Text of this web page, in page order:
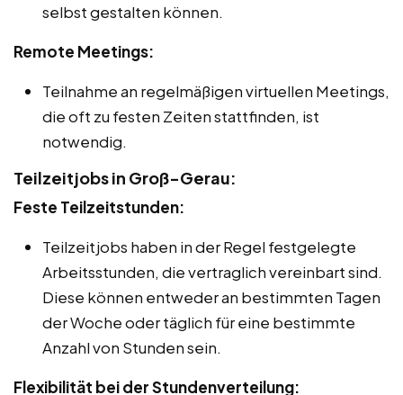
selbst gestalten können.
Remote Meetings:
Teilnahme an regelmäßigen virtuellen Meetings,
die oft zu festen Zeiten stattfinden, ist
notwendig.
Teilzeitjobs in Groß-Gerau:
Feste Teilzeitstunden:
Teilzeitjobs haben in der Regel festgelegte
Arbeitsstunden, die vertraglich vereinbart sind.
Diese können entweder an bestimmten Tagen
der Woche oder täglich für eine bestimmte
Anzahl von Stunden sein.
Flexibilität bei der Stundenverteilung: